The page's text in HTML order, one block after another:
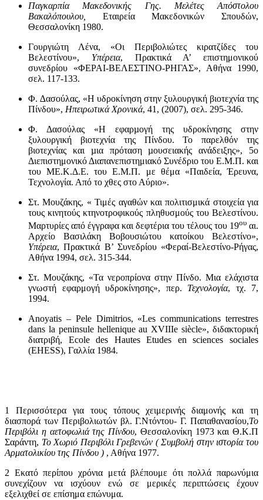
Παγκαρπία Μακεδονικής Γης. Μελέτες Απόστολου
Βακαλόπουλου, Εταιρεία Μακεδονικών Σπουδών,
Θεσσαλονίκη 1980.
Γουργιώτη Λένα, «Οι Περιβολιώτες κιρατζίδες του
Βελεστίνου», Υπέρεια, Πρακτικά Α’ επιστημονικού
συνεδρίου «ΦΕΡΑΙ-ΒΕΛΕΣΤΙΝΟ-ΡΗΓΑΣ», Αθήνα 1990,
σελ. 117-133.
Φ. ∆ασούλας, «H υδροκίνηση στην ξυλουργική βιοτεχνία της
Πίνδου», Ηπειρωτικά Χρονικά, 41, (2007), σελ. 295-346.
Φ. Δασούλας «Η εφαρµογή της υδροκίνησης στην
ξυλουργική βιοτεχνία της Πίνδου. Το παρελθόν της
βιοτεχνίας και µια πρόταση µουσειακής ανάδειξης», 5ο
Διεπιστημονικό Διαπανεπιστημιακό Συνέδριο του Ε.Μ.Π. και
του ΜΕ.Κ.Δ.Ε. του Ε.Μ.Π. με θέμα «Παιδεία, Έρευνα,
Τεχνολογία. Από το χθες στο Αύριο».
Στ. Μουζάκης, « Τιμές αγαθών και πολιτισμικά στοιχεία για
τους κινητούς κτηνοτροφικούς πληθυσμούς του Βελεστίνου.
Μαρτυρίες από έγγραφα και δεφτέρια του τέλους του 19ου αι.
Αρχείο Βασιλάκη Βοβουσιώτου κατοίκου Βελεστίνο»,
Υπέρεια, Πρακτικά Β’ Συνεδρίου «Φεραί-Βελεστίνο-Ρήγας,
Αθήνα 1994, σελ. 315-344.
Στ. Μουζάκης, «Τα νεροπρίονα στην Πίνδο. Μια ελάχιστα
γνωστή εφαρμογή υδροκίνησης», περ. Τεχνολογία, τχ. 7,
1994.
Anoyatis – Pele Dimitrios, «Les communications terrestres
dans la peninsule hellenique au XVIIIe siècle», διδακτορική
διατριβή, Ecole des Hautes Etudes en sciences sociales
(EHESS), Γαλλία 1984.
1
Περισσότερα για τους τόπους χειμερινής διαμονής και τη
διασπορά των Περιβολιωτών βλ. Γ.Ντόντου- Γ. Παπαθανασίου,Το
Περιβόλι η αετοφωλιά της Πίνδου, Θεσσαλονίκη 1973 και Θ.Κ.Π
Σαράντη, Το Χωριό Περιβόλι Γρεβενών ( Συμβολή στην ιστορία του
Αρματολικίου της Πίνδου ) , Αθήνα 1977.
2 Εκατό περίπου χρόνια μετά βλέπουμε ότι πολλά παρωνύμια
συνεχίζουν να ισχύουν ενώ σε μερικές περιπτώσεις έχουν
εξελιχθεί σε επίσημα επώνυμα.